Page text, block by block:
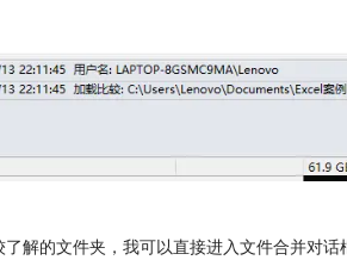
了解的文件夹，我可以直接进入文件合并对